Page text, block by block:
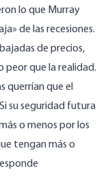
lo que Murray
de las recesiones.
de precios,
peor que la realidad.
querrían que el
su seguridad futura
o menos por los
tengan más o